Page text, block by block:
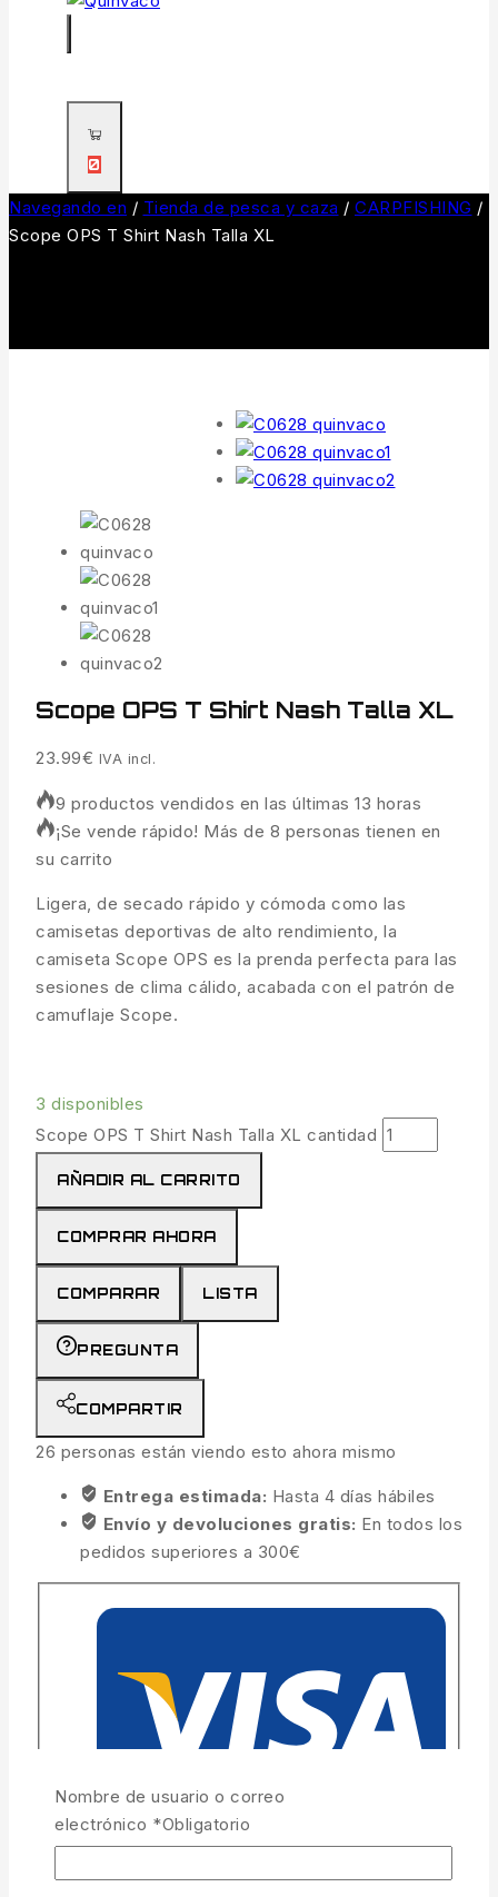
0
Navegando en / Tienda de pesca y caza / CARPFISHING /
Scope OPS T Shirt Nash Talla XL
Scope OPS T Shirt Nash Talla XL
23.99€ IVA incl.
9 productos vendidos en las últimas 13 horas
¡Se vende rápido! Más de 8 personas tienen en
su carrito
Ligera, de secado rápido y cómoda como las
camisetas deportivas de alto rendimiento, la
camiseta Scope OPS es la prenda perfecta para las
sesiones de clima cálido, acabada con el patrón de
camuflaje Scope.
3 disponibles
Scope OPS T Shirt Nash Talla XL cantidad
AÑADIR AL CARRITO
COMPRAR AHORA
COMPARAR LISTA
PREGUNTA
COMPARTIR
26 personas están viendo esto ahora mismo
Entrega estimada: Hasta 4 días hábiles
Envío y devoluciones gratis: En todos los
pedidos superiores a 300€
Nombre de usuario o correo
electrónico *Obligatorio